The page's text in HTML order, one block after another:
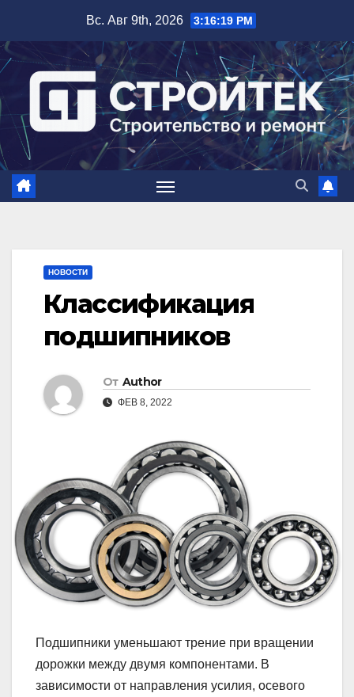
содержимому
Вс. Авг 9th, 2026 3:16:20 PM
НОВОСТИ
Классификация
подшипников
От Author
ФЕВ 8, 2022
Подшипники уменьшают трение при вращении
дорожки между двумя компонентами. В
зависимости от направления усилия, осевого